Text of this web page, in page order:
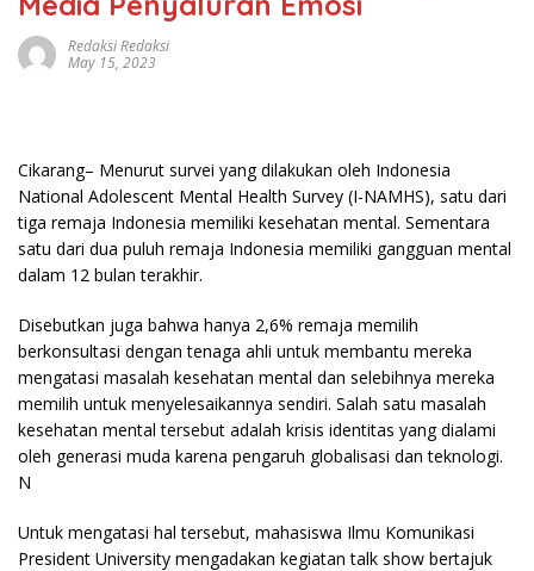
Redaksi Redaksi
May 15, 2023
Cikarang– Menurut survei yang dilakukan oleh Indonesia
National Adolescent Mental Health Survey (I-NAMHS), satu dari
tiga remaja Indonesia memiliki kesehatan mental. Sementara
satu dari dua puluh remaja Indonesia memiliki gangguan mental
dalam 12 bulan terakhir.
Disebutkan juga bahwa hanya 2,6% remaja memilih
berkonsultasi dengan tenaga ahli untuk membantu mereka
mengatasi masalah kesehatan mental dan selebihnya mereka
memilih untuk menyelesaikannya sendiri. Salah satu masalah
kesehatan mental tersebut adalah krisis identitas yang dialami
oleh generasi muda karena pengaruh globalisasi dan teknologi.
N
Untuk mengatasi hal tersebut, mahasiswa Ilmu Komunikasi
President University mengadakan kegiatan talk show bertajuk